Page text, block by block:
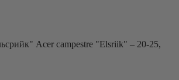
Acer campestre "Elsriik" – 20-25,